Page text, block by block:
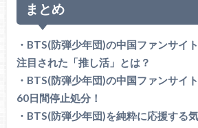
まとめ
・BTS(防弾少年団)の中国ファンサイ
注目された「推し活」とは？
・BTS(防弾少年団)の中国ファンサイ
60日間停止処分！
・BTS(防弾少年団)を純粋に応援する